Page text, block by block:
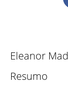
Eleanor
Resumo